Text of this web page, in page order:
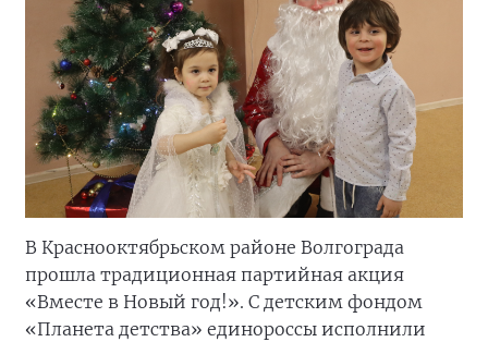
В Краснооктябрьском районе Волгограда
прошла традиционная партийная акция
«Вместе в Новый год!». С детским фондом
«Планета детства» единороссы исполнили